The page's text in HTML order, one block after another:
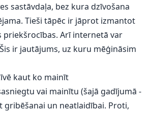
sastāvdaļa, bez kura dzīvošana
Tieši tāpēc ir jāprot izmantot
priekšrocības. Arī internetā var
ir jautājums, uz kuru mēģināsim
kaut ko mainīt
vai mainītu (šajā gadījumā -
gribēšanai un neatlaidībai. Proti,